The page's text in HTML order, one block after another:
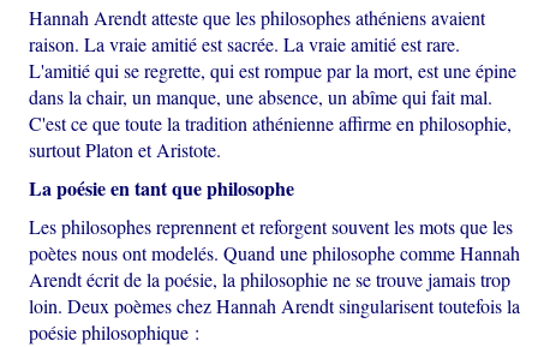
Hannah Arendt atteste que les philosophes athéniens avaient
raison. La vraie amitié est sacrée. La vraie amitié est rare.
L'amitié qui se regrette, qui est rompue par la mort, est une épine
dans la chair, un manque, une absence, un abîme qui fait mal.
C'est ce que toute la tradition athénienne affirme en philosophie,
surtout Platon et Aristote.
La poésie en tant que philosophe
Les philosophes reprennent et reforgent souvent les mots que les
poètes nous ont modelés. Quand une philosophe comme Hannah
Arendt écrit de la poésie, la philosophie ne se trouve jamais trop
loin. Deux poèmes chez Hannah Arendt singularisent toutefois la
poésie philosophique :